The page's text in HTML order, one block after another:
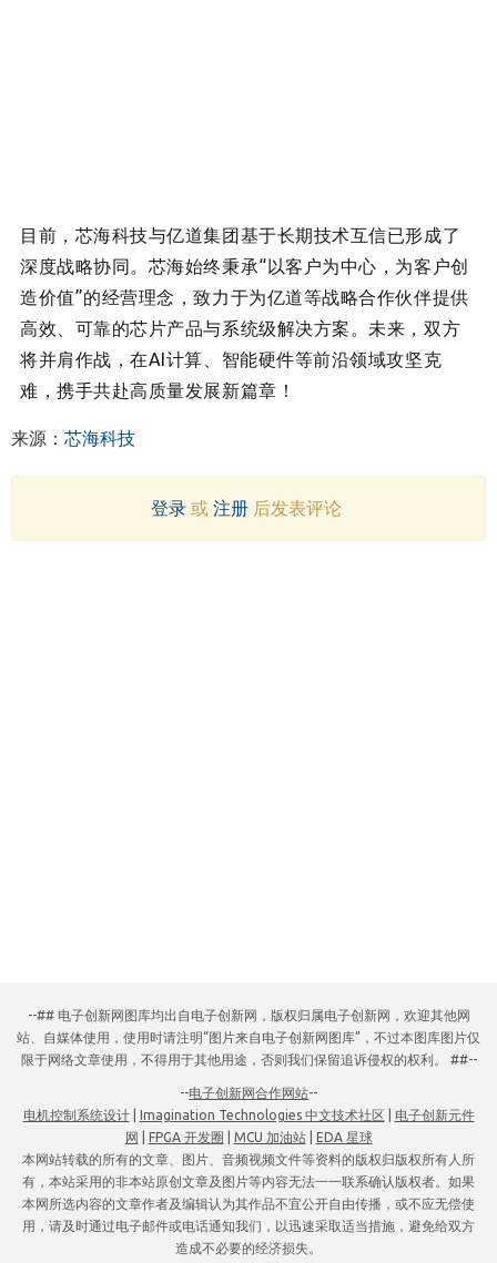
目前，芯海科技与亿道集团基于长期技术互信已形成了
深度战略协同。 芯海始终秉承“以客户为中心，为客户创
造价值”的经营理念，致力于为亿道等战略合作伙伴提供
高效、可靠的芯片产品与系统级解决方案。 未来，双方
将并肩作战，在AI计算、智能硬件等前沿领域攻坚克
难，携手共赴高质量发展新篇章！
来源： 芯海科技
登录或 注册后发表评论
--## 电子创新网图库均出自电子创新网，版权归属电子创新网，欢迎其他网
站、自媒体使用，使用时请注明“图片来自电子创新网图库”，不过本图库图片仅
限于网络文章使用，不得用于其他用途，否则我们保留追诉侵权的权利。 ##--
--电子创新网合作网站--
电机控制系统设计| Imagination Technologies 中文技术社区
电子创新元件
网
FPGA 开发圈 MCU 加油站|
EDA 星球
本网站转载的所有的文章、图片、音频视频文件等资料的版权归版权所有人所
有，本站采用的非本站原创文章及图片等内容无法一一联系确认版权者。如果
本网所选内容的文章作者及编辑认为其作品不宜公开自由传播，或不应无偿使
用，请及时通过电子邮件或电话通知我们，以迅速采取适当措施，避免给双方
造成不必要的经济损失。